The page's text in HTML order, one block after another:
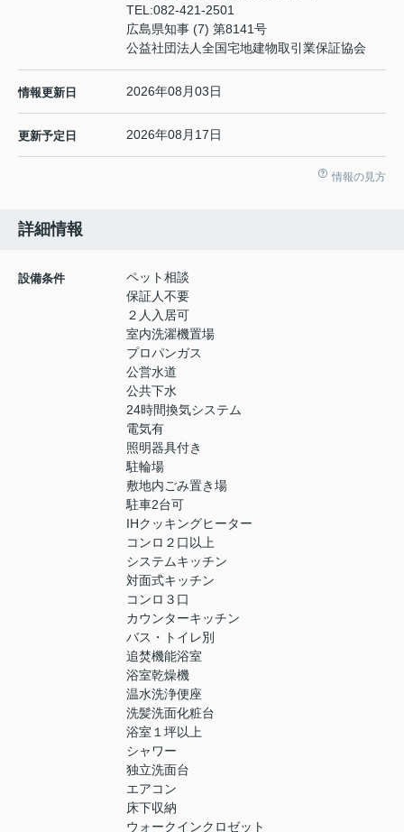
TEL:082-421-2501
広島県知事 (7) 第8141号
公益社団法人全国宅地建物取引業保証協会
情報更新日 2026年08月03日
更新予定日 2026年08月17日
情報の見方
詳細情報
設備条件
ペット相談
保証人不要
２人入居可
室内洗濯機置場
プロパンガス
公営水道
公共下水
24時間換気システム
電気有
照明器具付き
駐輪場
敷地内ごみ置き場
駐車2台可
IHクッキングヒーター
コンロ２口以上
システムキッチン
対面式キッチン
コンロ３口
カウンターキッチン
バス・トイレ別
追焚機能浴室
浴室乾燥機
温水洗浄便座
洗髪洗面化粧台
浴室１坪以上
シャワー
独立洗面台
エアコン
床下収納
ウォークインクロゼット